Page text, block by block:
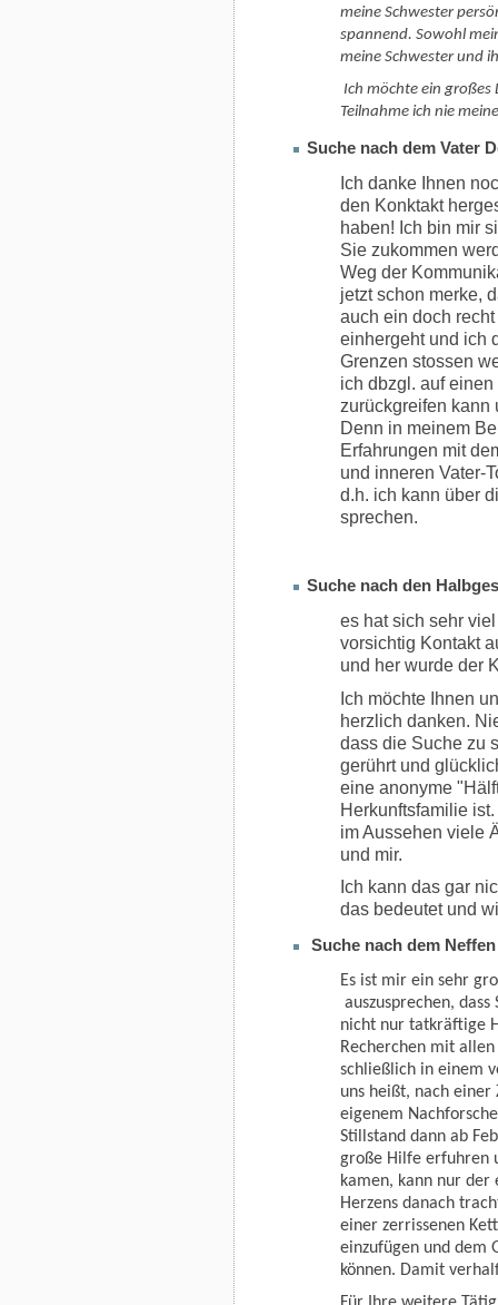
meine Schwester
spannend. Sowohl
meine Schwester und
Ich möchte ein großes
Teilnahme ich nie
Suche nach dem Vater
Ich danke Ihnen
den Konktakt
haben! Ich bin mir
Sie zukommen
Weg der
jetzt schon merke,
auch ein doch
einhergeht und ich
Grenzen stossen
ich dbzgl. auf
zurückgreifen kann
Denn in meinem
Erfahrungen mit
und inneren Vater-
d.h. ich kann über
sprechen.
Suche nach den
es hat sich sehr
vorsichtig Kontakt
und her wurde der
Ich möchte Ihnen
herzlich danken.
dass die Suche zu
gerührt und
eine anonyme
Herkunftsfamilie
im Aussehen viele
und mir.
Ich kann das gar
das bedeutet und
Suche nach dem
Es ist mir ein sehr
auszusprechen,
nicht nur tatkräftige
Recherchen mit
schließlich in einem
uns heißt, nach einer
eigenem
Stillstand dann ab
große Hilfe erfuhren
kamen, kann nur der
Herzens danach
einer zerrissenen
einzufügen und dem
können. Damit